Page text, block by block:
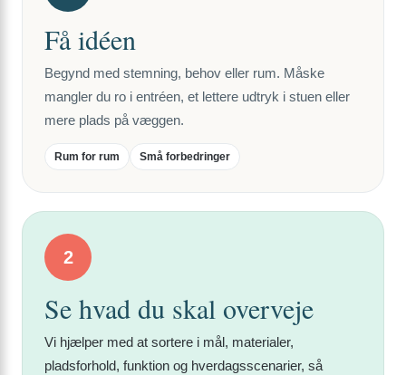
Få idéen
Begynd med stemning, behov eller rum. Måske
mangler du ro i entréen, et lettere udtryk i stuen eller
mere plads på væggen.
Rum for rum Små forbedringer
2
Se hvad du skal overveje
Vi hjælper med at sortere i mål, materialer,
pladsforhold, funktion og hverdagsscenarier, så